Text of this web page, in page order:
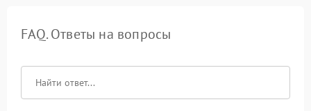
FAQ. Ответы на вопросы